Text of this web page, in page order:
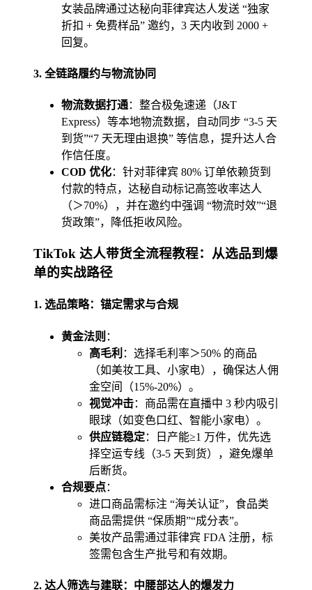
女装品牌通过达秘向菲律宾达人发送 “独家
折扣 + 免费样品” 邀约，3 天内收到 2000 +
回复。
3. 全链路履约与物流协同
物流数据打通：整合极兔速递（J&T
Express）等本地物流数据，自动同步 “3-5 天
到货”“7 天无理由退换” 等信息，提升达人合
作信任度。
COD 优化：针对菲律宾 80% 订单依赖货到
付款的特点，达秘自动标记高签收率达人
（＞70%），并在邀约中强调 “物流时效”“退
货政策”，降低拒收风险。
TikTok 达人带货全流程教程：从选品到爆
单的实战路径
1. 选品策略：锚定需求与合规
黄金法则 ：
高毛利 ：选择毛利率＞50% 的商品
（如美妆工具、小家电），确保达人佣
金空间（15%-20%）。
视觉冲击：商品需在直播中 3 秒内吸引
眼球（如变色口红、智能小家电）。
供应链稳定：日产能≥1 万件，优先选
择空运专线（3-5 天到货），避免爆单
后断货。
合规要点：
进口商品需标注 “海关认证”，食品类
商品需提供 “保质期”“成分表”。
美妆产品需通过菲律宾 FDA 注册，标
签需包含生产批号和有效期。
2. 达人筛选与建联：中腰部达人的爆发力